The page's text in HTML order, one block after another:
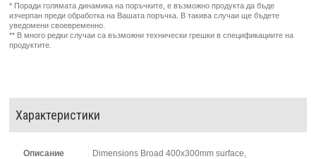
* Поради голямата динамика на поръчките, е възможно продукта да бъде
изчерпан преди обработка на Вашата поръчка. В такива случаи ще бъдете
уведомени своевременно.
** В много редки случаи са възможни технически грешки в спецификациите на
продуктите.
Характеристики
Описание
Dimensions Broad 400x300mm surface,